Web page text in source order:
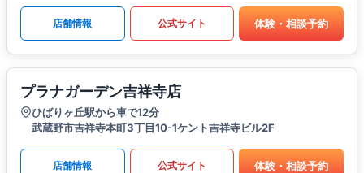
店舗情報 公式サイト 体験・相談予約
プラナガーデン吉祥寺店
ひばりヶ丘駅から車で12分
武蔵野市吉祥寺本町3丁目10-1ケント吉祥寺ビル2F
店舗情報 公式サイト 体験・相談予約